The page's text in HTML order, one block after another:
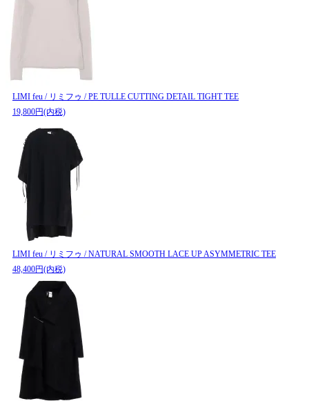
LIMI feu / リミフゥ / PE TULLE CUTTING DETAIL TIGHT TEE
19,800円(内税)
LIMI feu / リミフゥ / NATURAL SMOOTH LACE UP ASYMMETRIC TEE
48,400円(内税)